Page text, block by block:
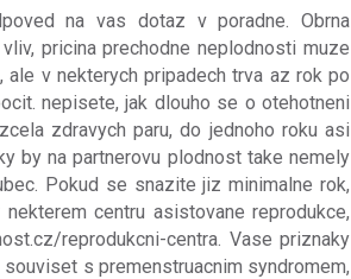
na vas dotaz v poradne. Obrna
pricina prechodne neplodnosti muze
v nekterych pripadech trva az rok po
nepisete, jak dlouho se o otehotneni
zdravych paru, do jednoho roku asi
by na partnerovu plodnost take nemely
Pokud se snazite jiz minimalne rok,
centru asistovane reprodukce,
reprodukcni-centra. Vase priznaky
s premenstruacnim syndromem,